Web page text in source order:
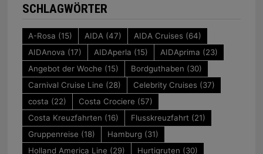
SCHLAGWÖRTER
A-Rosa (15) AIDA (47) AIDA Cruises (64)
AIDAnova (17) AIDAperla (15) AIDAprima (23)
Angebot der Woche (15) Bordguthaben (30)
Carnival Cruise Line (28) Celebrity Cruises (37)
costa (22) Costa Crociere (57)
Costa Kreuzfahrten (16) Flusskreuzfahrt (21)
Gruppenreise (18) Hamburg (31)
Holland America Line (29) Hurtigruten (30)